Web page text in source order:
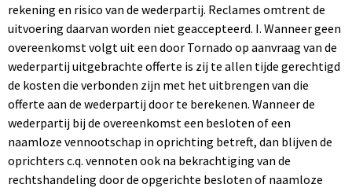
rekening en risico van de wederpartij. Reclames omtrent de
uitvoering daarvan worden niet geaccepteerd. I. Wanneer geen
overeenkomst volgt uit een door Tornado op aanvraag van de
wederpartij uitgebrachte offerte is zij te allen tijde gerechtigd
de kosten die verbonden zijn met het uitbrengen van die
offerte aan de wederpartij door te berekenen. Wanneer de
wederpartij bij de overeenkomst een besloten of een
naamloze vennootschap in oprichting betreft, dan blijven de
oprichters c.q. vennoten ook na bekrachtiging van de
rechtshandeling door de opgerichte besloten of naamloze